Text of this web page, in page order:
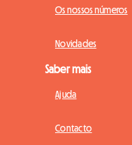
Os nossos números
Novidades
Saber mais
Ajuda
Contacto